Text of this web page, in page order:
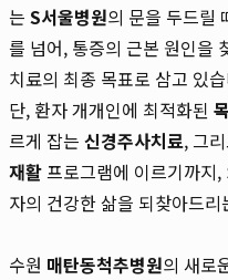
는 S서울병원의 문을 두드릴
를 넘어, 통증의 근본 원인을
치료의 최종 목표로 삼고 있
단, 환자 개개인에 최적화된
르게 잡는 신경주사치료, 그
재활프로그램에 이르기까지
자의 건강한 삶을 되찾아드
수원 매탄동척추병원의 새로